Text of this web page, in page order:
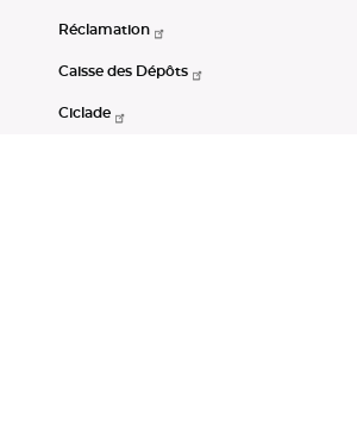
Réclamation
Caisse des Dépôts
Ciclade